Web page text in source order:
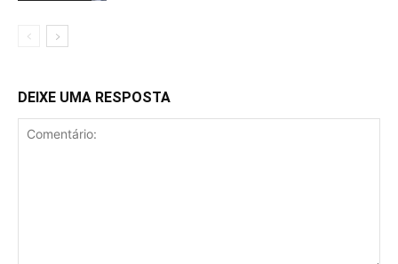
DEIXE UMA RESPOSTA